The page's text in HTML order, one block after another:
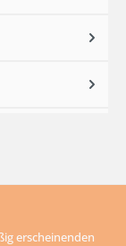
erscheinenden